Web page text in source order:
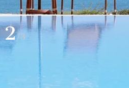
2/3